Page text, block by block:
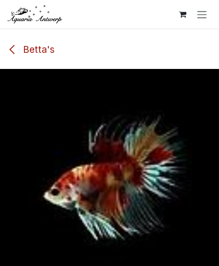
Overslaan naar inhoud
Betta's